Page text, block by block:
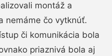
montáž a
nemáme čo vytknúť.
či komunikácia bola
priaznivá bola aj